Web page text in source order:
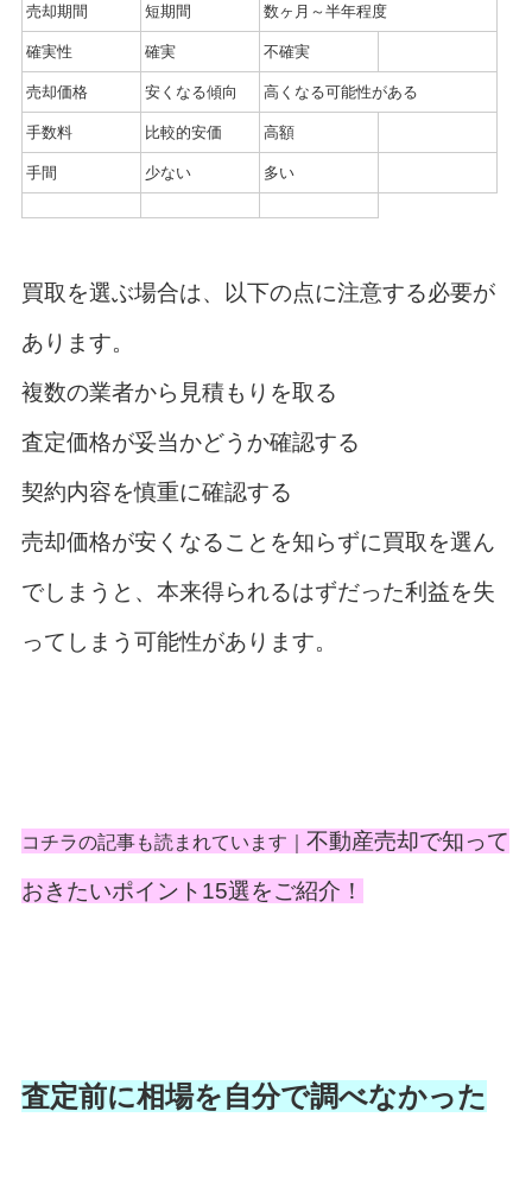
売却期間 短期間 数ヶ月～半年程度
確実性 確実 不確実
売却価格 安くなる傾向 高くなる可能性がある
手数料 比較的安価 高額
手間 少ない 多い
買取を選ぶ場合は、以下の点に注意する必要が
あります。
複数の業者から見積もりを取る
査定価格が妥当かどうか確認する
契約内容を慎重に確認する
売却価格が安くなることを知らずに買取を選ん
でしまうと、本来得られるはずだった利益を失
ってしまう可能性があります。
コチラの記事も読まれています｜ 不動産売却で知って
おきたいポイント15選をご紹介！
査定前に相場を自分で調べなかった